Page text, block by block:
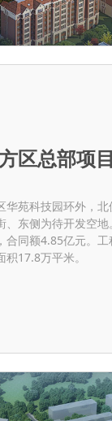
区总部项目
华苑科技园环外，
东侧为待开发空地
合同额4.85亿元。
17.8万平米。